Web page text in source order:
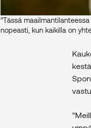
”Tässä
nopeasti, kun kaikilla on